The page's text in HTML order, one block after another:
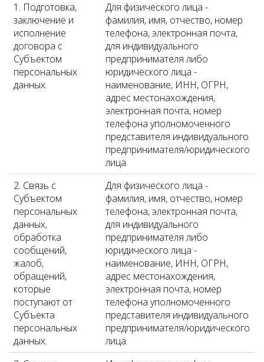
1. Подготовка,
заключение и
исполнение
договора с
Субъектом
персональных
данных.
Для физического лица -
фамилия, имя, отчество, номер
телефона, электронная почта,
для индивидуального
предпринимателя либо
юридического лица -
наименование, ИНН, ОГРН,
адрес местонахождения,
электронная почта, номер
телефона уполномоченного
представителя индивидуального
предпринимателя/юридического
лица.
2. Связь с
Субъектом
персональных
данных,
обработка
сообщений,
жалоб,
обращений,
которые
поступают от
Субъекта
персональных
данных.
Для физического лица -
фамилия, имя, отчество, номер
телефона, электронная почта,
для индивидуального
предпринимателя либо
юридического лица -
наименование, ИНН, ОГРН,
адрес местонахождения,
электронная почта, номер
телефона уполномоченного
представителя индивидуального
предпринимателя/юридического
лица.